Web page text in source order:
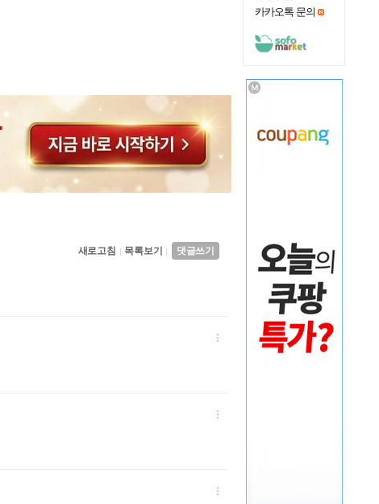
새로고침 | 목록보기 | 댓글쓰기



카카오톡 문의